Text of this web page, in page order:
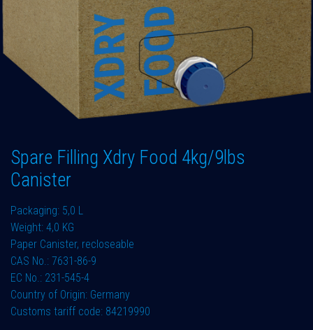
Spare Filling Xdry Food 4kg/9lbs
Canister
Packaging: 5,0 L
Weight: 4,0 KG
Paper Canister, recloseable
CAS No.: 7631-86-9
EC No.: 231-545-4
Country of Origin: Germany
Customs tariff code: 84219990